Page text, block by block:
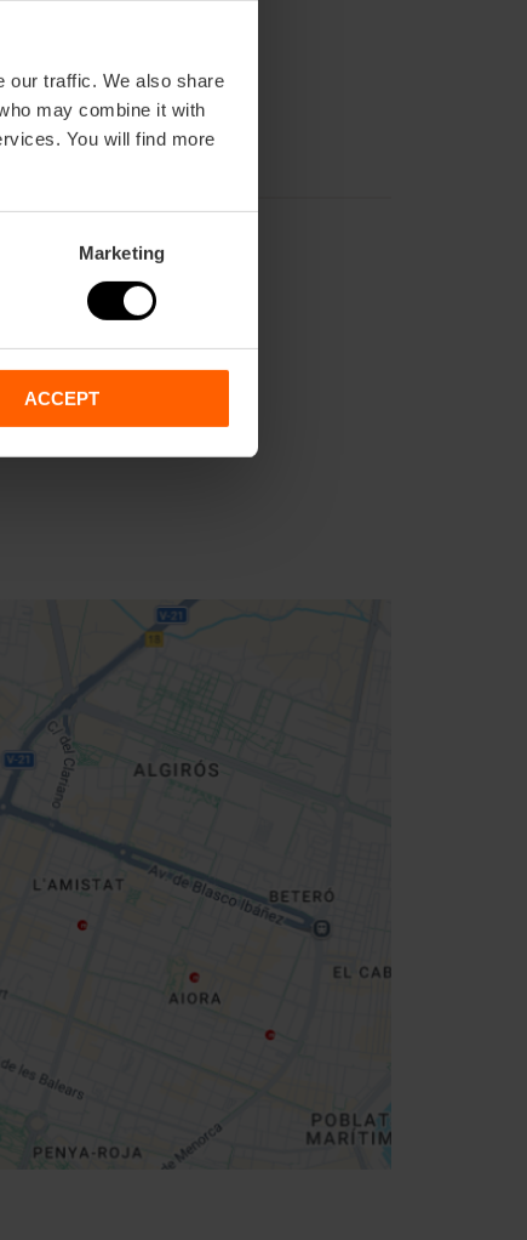
our traffic. We also share
may combine it with
You will find more
Marketing
ACCEPT